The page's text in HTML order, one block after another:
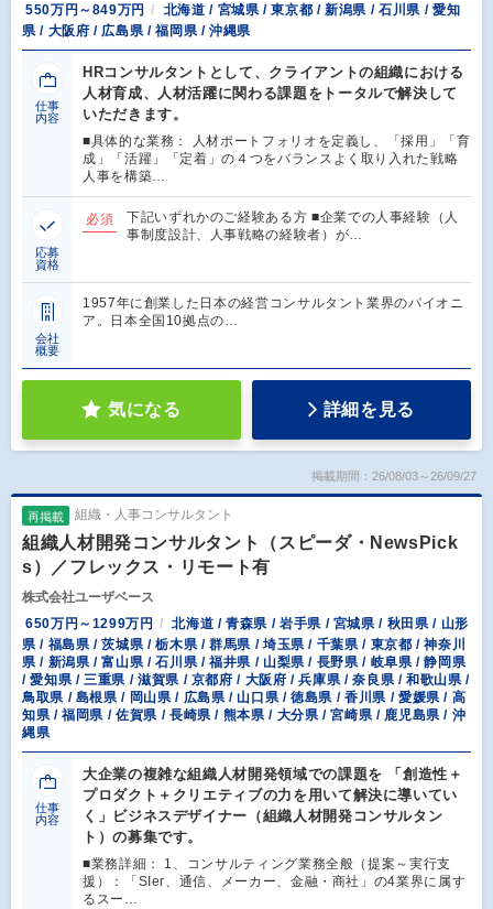
550万円～849万円
北海道 / 宮城県 / 東京都 / 新潟県 / 石川県 / 愛知
県 / 大阪府 / 広島県 / 福岡県 / 沖縄県
仕事
内容
HRコンサルタントとして、クライアントの組織における
人材育成、人材活躍に関わる課題をトータルで解決して
いただきます。
■具体的な業務： 人材ポートフォリオを定義し、「採用」「育
成」「活躍」「定着」の４つをバランスよく取り入れた戦略
人事を構築…
応募
資格
必須
下記いずれかのご経験ある方 ■企業での人事経験（人
事制度設計、人事戦略の経験者）が…
会社
概要
1957年に創業した日本の経営コンサルタント業界のパイオニ
ア。日本全国10拠点の…
気になる 詳細を見る
掲載期間：26/08/03～26/09/27
再掲載 組織・人事コンサルタント
組織人材開発コンサルタント（スピーダ・NewsPick
s）／フレックス・リモート有
株式会社ユーザベース
650万円～1299万円
北海道 / 青森県 / 岩手県 / 宮城県 / 秋田県 / 山形
県 / 福島県 / 茨城県 / 栃木県 / 群馬県 / 埼玉県 / 千葉県 / 東京都 / 神奈川
県 / 新潟県 / 富山県 / 石川県 / 福井県 / 山梨県 / 長野県 / 岐阜県 / 静岡県
/ 愛知県 / 三重県 / 滋賀県 / 京都府 / 大阪府 / 兵庫県 / 奈良県 / 和歌山県 /
鳥取県 / 島根県 / 岡山県 / 広島県 / 山口県 / 徳島県 / 香川県 / 愛媛県 / 高
知県 / 福岡県 / 佐賀県 / 長崎県 / 熊本県 / 大分県 / 宮崎県 / 鹿児島県 / 沖
縄県
仕事
内容
大企業の複雑な組織人材開発領域での課題を 「創造性＋
プロダクト＋クリエティブの力を用いて解決に導いてい
く」ビジネスデザイナー（組織人材開発コンサルタン
ト）の募集です。
■業務詳細： 1、コンサルティング業務全般（提案～実行支
援）：「SIer、通信、メーカー、金融・商社」の4業界に属す
るスー…